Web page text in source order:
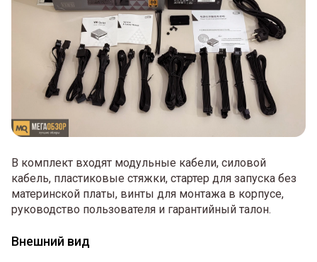
В комплект входят модульные кабели, силовой
кабель, пластиковые стяжки, стартер для запуска без
материнской платы, винты для монтажа в корпусе,
руководство пользователя и гарантийный талон.
Внешний вид